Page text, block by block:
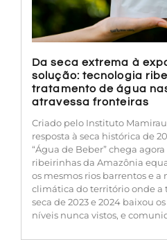
Da seca extrema à
solução: tecnologia
tratamento de água
atravessa fronteiras
Criado pelo Instituto
resposta à seca histórica de
“Água de Beber” chega
ribeirinhas da Amazônia
os mesmos rios barrentos e
climática do território onde a
seca de 2023 e 2024 baixou
níveis nunca vistos, e